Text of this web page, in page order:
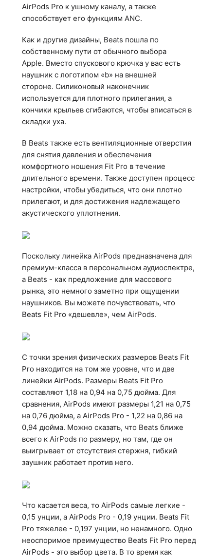
AirPods Pro к ушному каналу, а также
способствует его функциям ANC.
Как и другие дизайны, Beats пошла по
собственному пути от обычного выбора
Apple. Вместо спускового крючка у вас есть
наушник с логотипом «b» на внешней
стороне. Силиконовый наконечник
используется для плотного прилегания, а
кончики крыльев сгибаются, чтобы вписаться в
складки уха.
В Beats также есть вентиляционные отверстия
для снятия давления и обеспечения
комфортного ношения Fit Pro в течение
длительного времени. Также доступен процесс
настройки, чтобы убедиться, что они плотно
прилегают, и для достижения надлежащего
акустического уплотнения.
Поскольку линейка AirPods предназначена для
премиум-класса в персональном аудиоспектре,
а Beats - как предложение для массового
рынка, это немного заметно при ощущении
наушников. Вы можете почувствовать, что
Beats Fit Pro «дешевле», чем AirPods.
С точки зрения физических размеров Beats Fit
Pro находится на том же уровне, что и две
линейки AirPods. Размеры Beats Fit Pro
составляют 1,18 на 0,94 на 0,75 дюйма. Для
сравнения, AirPods имеют размеры 1,21 на 0,75
на 0,76 дюйма, а AirPods Pro - 1,22 на 0,86 на
0,94 дюйма. Можно сказать, что Beats ближе
всего к AirPods по размеру, но там, где он
выигрывает от отсутствия стержня, гибкий
заушник работает против него.
Что касается веса, то AirPods самые легкие -
0,15 унции, а AirPods Pro - 0,19 унции. Beats Fit
Pro тяжелее - 0,197 унции, но ненамного. Одно
неоспоримое преимущество Beats Fit Pro перед
AirPods - это выбор цвета. В то время как